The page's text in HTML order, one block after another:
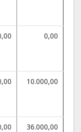
0,00
10.000,00
36.000,00